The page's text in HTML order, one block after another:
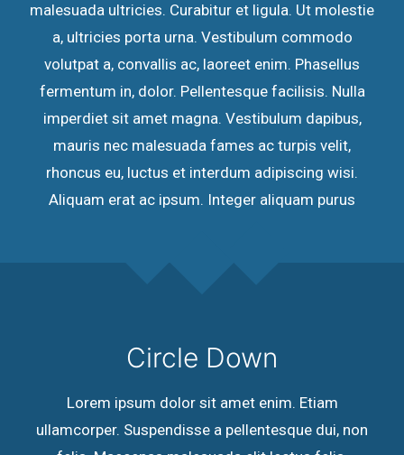
malesuada ultricies. Curabitur et ligula. Ut molestie
a, ultricies porta urna. Vestibulum commodo
volutpat a, convallis ac, laoreet enim. Phasellus
fermentum in, dolor. Pellentesque facilisis. Nulla
imperdiet sit amet magna. Vestibulum dapibus,
mauris nec malesuada fames ac turpis velit,
rhoncus eu, luctus et interdum adipiscing wisi.
Aliquam erat ac ipsum. Integer aliquam purus
Circle Down
Lorem ipsum dolor sit amet enim. Etiam
ullamcorper. Suspendisse a pellentesque dui, non